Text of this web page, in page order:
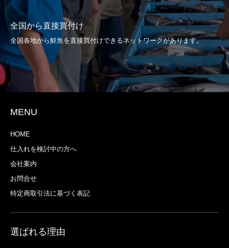
全国から直接買付け
全国各地から鮮魚を直接買付けできるネットワークがあります。
MENU
HOME
仕入れを検討中の方へ
会社案内
お問合せ
特定商取引法に基づく表記
選ばれる理由